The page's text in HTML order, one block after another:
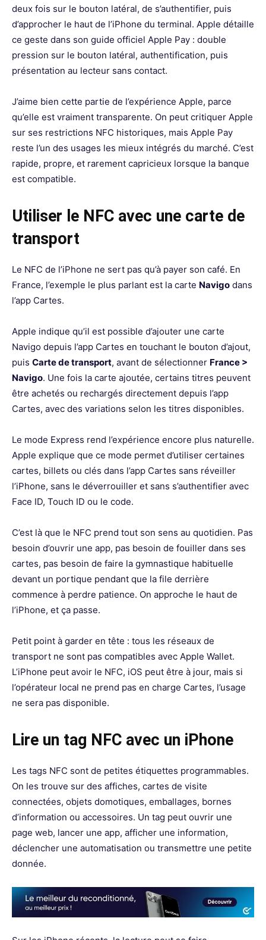
deux fois sur le bouton latéral, de s’authentifier, puis
d’approcher le haut de l’iPhone du terminal. Apple détaille
ce geste dans son guide officiel Apple Pay : double
pression sur le bouton latéral, authentification, puis
présentation au lecteur sans contact.
J’aime bien cette partie de l’expérience Apple, parce
qu’elle est vraiment transparente. On peut critiquer Apple
sur ses restrictions NFC historiques, mais Apple Pay
reste l’un des usages les mieux intégrés du marché. C’est
rapide, propre, et rarement capricieux lorsque la banque
est compatible.
Utiliser le NFC avec une carte de
transport
Le NFC de l’iPhone ne sert pas qu’à payer son café. En
France, l’exemple le plus parlant est la carte Navigo dans
l’app Cartes.
Apple indique qu’il est possible d’ajouter une carte
Navigo depuis l’app Cartes en touchant le bouton d’ajout,
puis Carte de transport, avant de sélectionner France >
Navigo. Une fois la carte ajoutée, certains titres peuvent
être achetés ou rechargés directement depuis l’app
Cartes, avec des variations selon les titres disponibles.
Le mode Express rend l’expérience encore plus naturelle.
Apple explique que ce mode permet d’utiliser certaines
cartes, billets ou clés dans l’app Cartes sans réveiller
l’iPhone, sans le déverrouiller et sans s’authentifier avec
Face ID, Touch ID ou le code.
C’est là que le NFC prend tout son sens au quotidien. Pas
besoin d’ouvrir une app, pas besoin de fouiller dans ses
cartes, pas besoin de faire la gymnastique habituelle
devant un portique pendant que la file derrière
commence à perdre patience. On approche le haut de
l’iPhone, et ça passe.
Petit point à garder en tête : tous les réseaux de
transport ne sont pas compatibles avec Apple Wallet.
L’iPhone peut avoir le NFC, iOS peut être à jour, mais si
l’opérateur local ne prend pas en charge Cartes, l’usage
ne sera pas disponible.
Lire un tag NFC avec un iPhone
Les tags NFC sont de petites étiquettes programmables.
On les trouve sur des affiches, cartes de visite
connectées, objets domotiques, emballages, bornes
d’information ou accessoires. Un tag peut ouvrir une
page web, lancer une app, afficher une information,
déclencher une automatisation ou transmettre une petite
donnée.